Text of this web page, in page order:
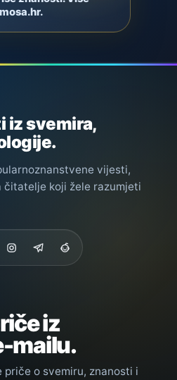
iz svemira,
vijesti,
koji žele razumjeti
iz
mailu.
o svemiru, znanosti i